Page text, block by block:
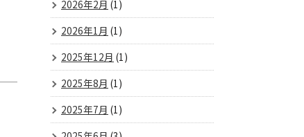
2026年2月 (1)
2026年1月 (1)
2025年12月 (1)
2025年8月 (1)
2025年7月 (1)